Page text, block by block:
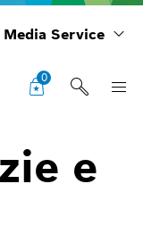
Media Service
0
e